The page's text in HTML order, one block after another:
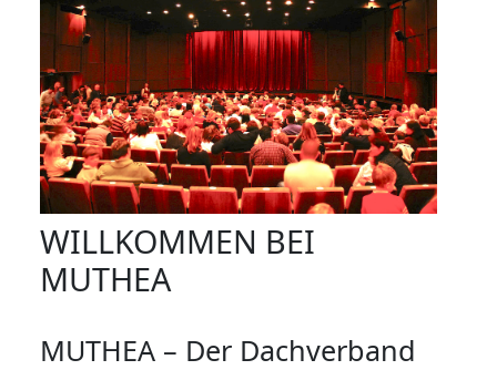
WILLKOMMEN BEI
MUTHEA
MUTHEA – Der Dachverband